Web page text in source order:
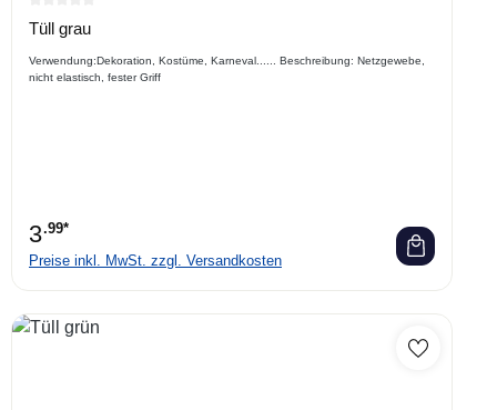
Durchschnittliche Bewertung von 0 von 5 Sternen
Tüll grau
Verwendung:Dekoration, Kostüme, Karneval...... Beschreibung: Netzgewebe,
nicht elastisch, fester Griff
3.99*
Preise inkl. MwSt. zzgl. Versandkosten